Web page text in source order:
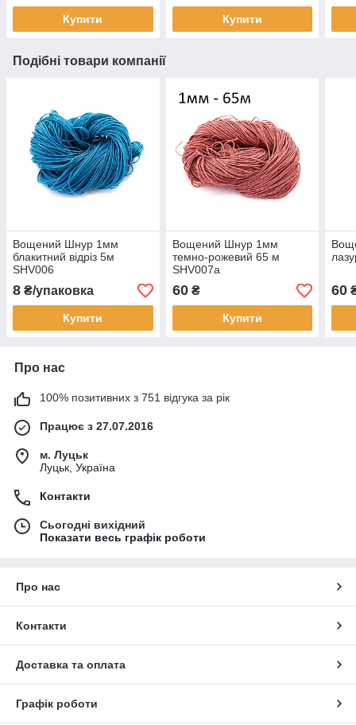
Купити Купити
Подібні товари компанії
Вощений Шнур 1мм
блакитний відріз 5м
SHV006
8 ₴/упаковка
Купити
Вощений Шнур 1мм
темно-рожевий 65 м
SHV007а
60₴
Купити
60
Про нас
100% позитивних з 751 відгука за рік
Працює з 27.07.2016
м. Луцьк
Луцьк, Україна
Контакти
Сьогодні вихідний
Показати весь графік роботи
Про нас
Контакти
Доставка та оплата
Графік роботи